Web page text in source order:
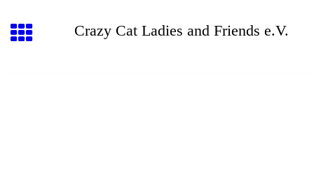
Crazy Cat Ladies and Friends e.V.